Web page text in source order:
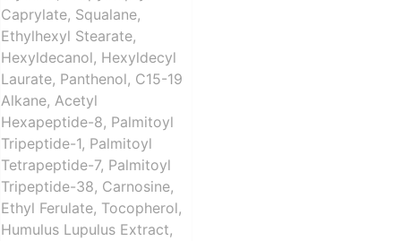
Caprylate, Squalane,
Ethylhexyl Stearate,
Hexyldecanol, Hexyldecyl
Laurate, Panthenol, C15-19
Alkane, Acetyl
Hexapeptide-8, Palmitoyl
Tripeptide-1, Palmitoyl
Tetrapeptide-7, Palmitoyl
Tripeptide-38, Carnosine,
Ethyl Ferulate, Tocopherol,
Humulus Lupulus Extract,